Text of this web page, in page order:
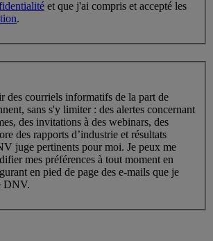
et que j'ai compris et accepté les
.
des courriels informatifs de la part de
sans s'y limiter : des alertes concernant
des invitations à des webinars, des
des rapports d’industrie et résultats
juge pertinents pour moi. Je peux me
mes préférences à tout moment en
en pied de page des e-mails que je
DNV.